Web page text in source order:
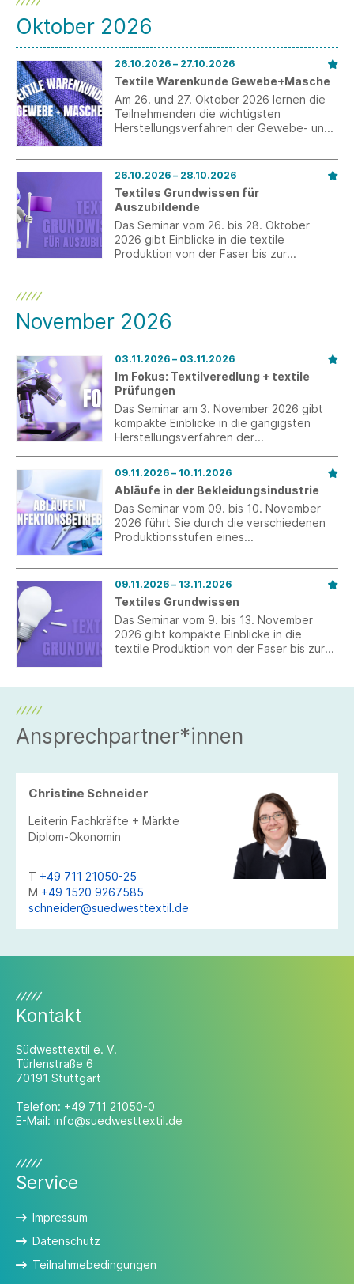
Oktober 2026
26.10.2026 – 27.10.2026
Textile Warenkunde Gewebe+Masche
Am 26. und 27. Oktober 2026 lernen die
Teilnehmenden die wichtigsten
Herstellungsverfahren der Gewebe- und
26.10.2026 – 28.10.2026
Textiles Grundwissen für
Auszubildende
Das Seminar vom 26. bis 28. Oktober
2026 gibt Einblicke in die textile
Produktion von der Faser bis zur
November 2026
03.11.2026 – 03.11.2026
Im Fokus: Textilveredlung + textile
Prüfungen
Das Seminar am 3. November 2026 gibt
kompakte Einblicke in die gängigsten
Herstellungsverfahren der
09.11.2026 – 10.11.2026
Abläufe in der Bekleidungsindustrie
Das Seminar vom 09. bis 10. November
2026 führt Sie durch die verschiedenen
Produktionsstufen eines
09.11.2026 – 13.11.2026
Textiles Grundwissen
Das Seminar vom 9. bis 13. November
2026 gibt kompakte Einblicke in die
textile Produktion von der Faser bis zur
Ansprechpartner*innen
Christine Schneider
Leiterin Fachkräfte + Märkte
Diplom-Ökonomin
T +49 711 21050-25
M +49 1520 9267585
schneider@suedwesttextil.de
Kontakt
Südwesttextil e. V.
Türlenstraße 6
70191 Stuttgart
Telefon: +49 711 21050-0
E-Mail: info@suedwesttextil.de
Service
Impressum
Datenschutz
Teilnahmebedingungen